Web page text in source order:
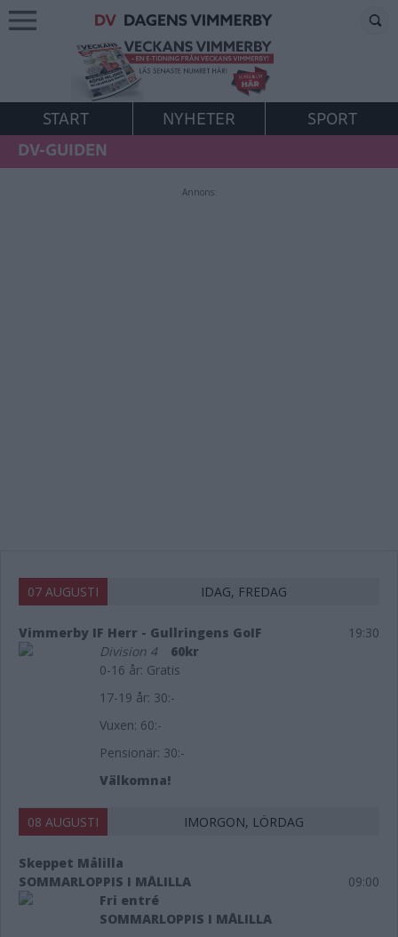
START NYHETER
SPORT
DV-GUIDEN
Annons:
07 AUGUSTI IDAG, FREDAG
Vimmerby IF Herr - Gullringens GoIF
19:30
Division 4
60kr
0-16 år: Gratis
17-19 år: 30:-
Vuxen: 60:-
Pensionär: 30:-
Välkomna!
08 AUGUSTI IMORGON, LÖRDAG
Skeppet Målilla
SOMMARLOPPIS I MÅLILLA
09:00
Fri entré
SOMMARLOPPIS I MÅLILLA